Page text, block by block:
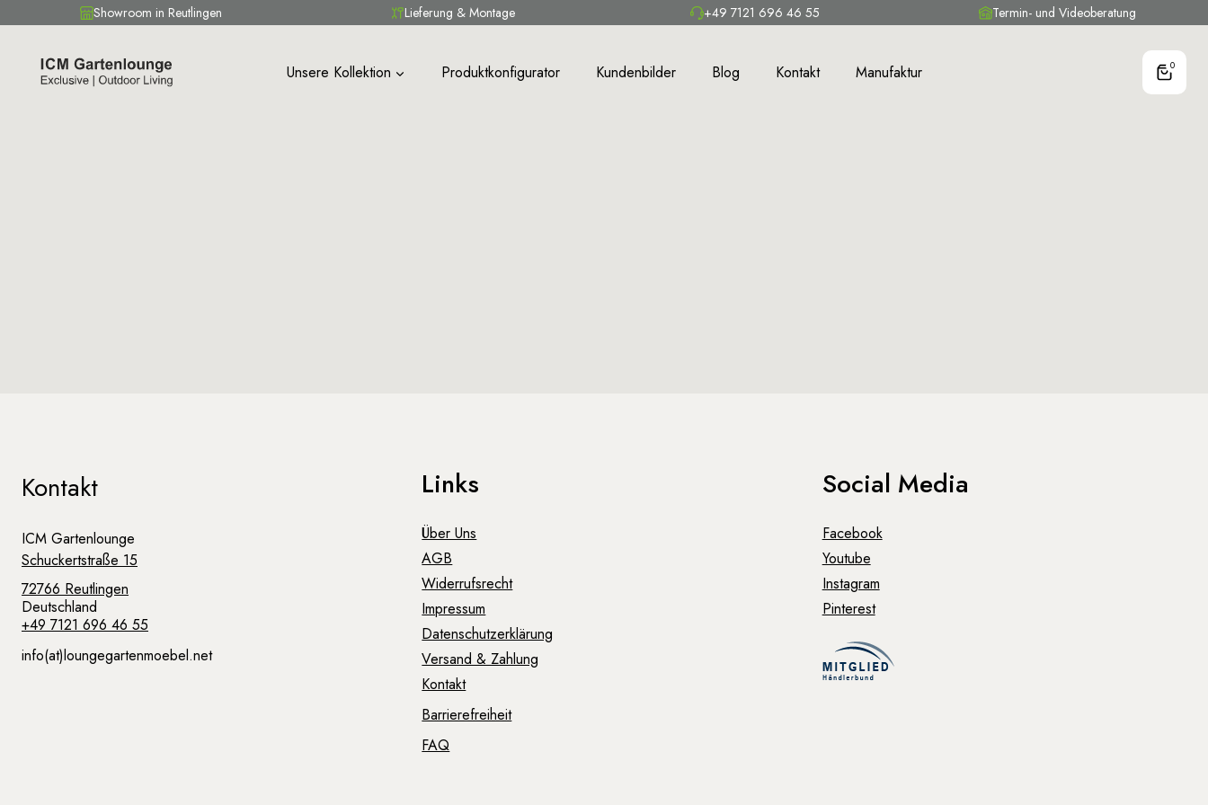
Showroom in Reutlingen Lieferung & Montage +49 7121 696 46 55 Termin- und Videoberatung
springen
Unsere Kollektion Produktkonfigurator Kundenbilder Blog Kontakt Manufaktur 0
Kontakt
ICM Gartenlounge
Schuckertstraße 15
72766 Reutlingen
Deutschland
+49 7121 696 46 55
info(at)loungegartenmoebel.net
Links
Über Uns
AGB
Widerrufsrecht
Impressum
Datenschutzerklärung
Versand & Zahlung
Kontakt
Barrierefreiheit
FAQ
Social Media
Facebook
Youtube
Instagram
Pinterest